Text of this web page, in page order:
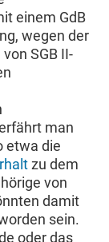
einem GdB
wegen der
SGB II-
man
etwa die
zu dem
von
damit
sein.
oder das